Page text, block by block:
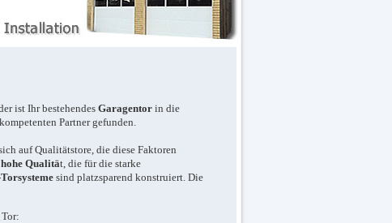
ist Ihr bestehendes Garagentorin die
Partner gefunden.
auf Qualitätstore, die diese Faktoren
hohe Qualität, die für die starke
sind platzsparend konstruiert. Die